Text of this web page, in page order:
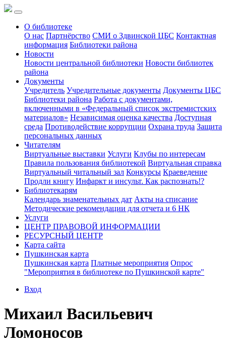
О библиотеке
О нас Партнёрство СМИ о Здвинской ЦБС Контактная
информация Библиотеки района
Новости
Новости центральной библиотеки Новости библиотек
района
Документы
Учредитель Учредительные документы Документы ЦБС
Библиотеки района Работа с документами,
включенными в «Федеральный список экстремистских
материалов» Независимая оценка качества Доступная
среда Противодействие коррупции Охрана труда Защита
персональных данных
Читателям
Виртуальные выставки Услуги Клубы по интересам
Правила пользования библиотекой Виртуальная справка
Виртуальный читальный зал Конкурсы Краеведение
Продли книгу Инфаркт и инсульт. Как распознать!?
Библиотекарям
Календарь знаменательных дат Акты на списание
Методические рекомендации для отчета и 6 НК
Услуги
ЦЕНТР ПРАВОВОЙ ИНФОРМАЦИИ
РЕСУРСНЫЙ ЦЕНТР
Карта сайта
Пушкинская карта
Пушкинская карта Платные мероприятия Опрос
"Мероприятия в библиотеке по Пушкинской карте"
Вход
Михаил Васильевич
Ломоносов